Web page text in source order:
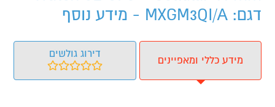
דגם: MXGM3QI/A - מידע נוסף
מידע כללי ומאפיינים
דירוג גולשים